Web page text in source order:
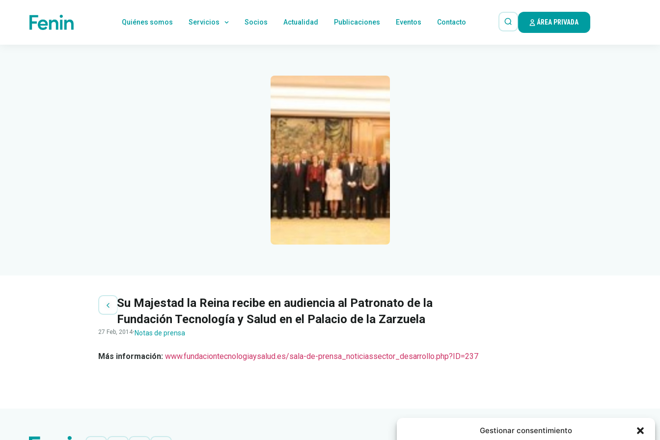
Gestionar consentimiento
Quiénes somos Servicios Socios Actualidad Publicaciones Eventos Contacto ÁREA PRIVADA
Su Majestad la Reina recibe en audiencia al Patronato de la
Fundación Tecnología y Salud en el Palacio de la Zarzuela
27 Feb, 2014· Notas de prensa
Más información: www.fundaciontecnologiaysalud.es/sala-de-prensa_noticiassector_desarrollo.php?ID=237